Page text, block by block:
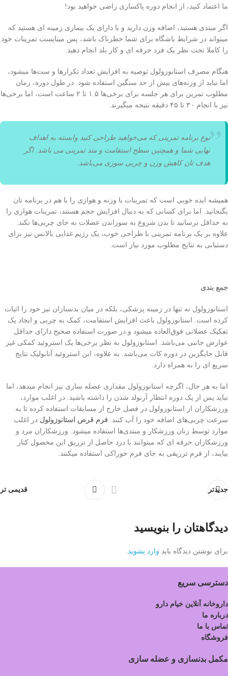
ما اعتماد کنید، از انجام دوره پاکسازی راضی‌ خواهید بود!
اگر مبتدی هستید، اضافه وزن دارید و یا دارای یک بیماری زمینه ای هستید که
میتواند در شرایط باشگاه برای شما خطرناک باشد، پس میبایست تمرینات خود
را کاملا تحت نظر یک فرد حرفه ای و کار بلد انجام دهید.
هنگام مصرف استانوزولول توصیه به افزایش تعداد تکرار‌ها و ست‌ها میشود،
اما نباید از وزنه‌های بیش از حد سنگین استفاده شود. در طول دوره، زمان
مطلوب تمرین برای هر جلسه برای برخی‌‌ها ۱.۵ تا ۲ ساعت است، اما برخی‌‌ها
نیز با انجام ۳۰ تا ۴۵ دقیقه نتیجه میگیرند.
نوع برنامه تمرینی که می‌خواهید طراحی کنید وابسته به اهداف
نهایی شما و همچنین سطح استقامت و متد تمرینی می باشد. اگر
هدف تان کاهش وزن و چربی‌ سوزی می‌باشد.
همیشه ایده خوبی‌ است که تمرینات با وزنه و هوازی را با هم در برنامه تان
بگنجانید. اما برای کسانی‌ که به دنبال افزایش حجم هستند، تمرینات هوازی را
به حداقل برسانید تا بدن شروع به سوزاندن عضلات به جای چربی‌‌ها نکند.
علاوه بر یک برنامه تمرینی با طراحی خوب، یک رژیم غذایی بالانس نیز برای
دستیابی به نتایج مطلوب مورد نیاز است.
جمع بندی
استانوزولول نه تنها در زمینه پزشکی‌، بلکه در میان بدنسازان نیز خود را اثبات
کرده است. استانوزولول باعث افزایش استقامت، کمک به چربی‌ و ایجاد یک
تفکیک عضلانی فوق‌العاده میشود و در صورت استفاده صحیح دارای حداقل
عوارض جانبی می‌باشد. استانوزولول به نظر برخی‌‌ها یک استروئید کمکی‌ غیر
قابل جایگزین در دوره کات می‌باشد. به علاوه، این استروئید آنابولیک نتایج
سریع ای را به همراه دارد.
اما به هر حال، اگرچه استانوزولول مقداری عضله سازی نیز انجام میدهد، اما
نباید پس از یک دوره انتظار آرنولد شدن را داشته باشید. در اغلب موارد،
ورزشکاران از استانوزولول در فصل خارج از مسابقات استفاده کرده تا به
سرعت چربی‌‌های اضافه خود را آب کنند. فرم قرص استانوزولول در اغلب
موارد توسط زنان ورزشکار و مبتدی‌ها استفاده میشود. ورزشکاران مرد و
ورزشکاران حرفه ای که میتوانند با درد حاصل از تزریق این محصول کنار
بیایند، از فرم تزریقی به جای فرم خوراکی استفاده میکنند.
جدیدتر قدیمی تر
دیدگاهتان را بنویسید
برای نوشتن دیدگاه باید وارد بشوید.
دسترسی سریع
داروخانه آنلاین خیام دارو
درباره ما
تماس با ما
فروشگاه
مکمل بدنسازی و عضله سازی